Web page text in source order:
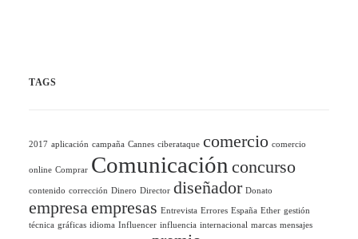
TAGS
2017 aplicación campaña Cannes ciberataque comercio comercio
online Comprar Comunicación concurso
contenido corrección Dinero Director diseñador Donato
empresaempresas Entrevista Errores España Ether gestión
técnica gráficas idioma Influencer influencia internacional marcas mensajes